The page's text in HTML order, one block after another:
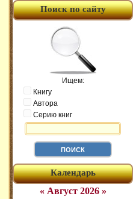
Поиск по сайту
Ищем:
Книгу
Автора
Серию книг
Календарь
« Август 2026 »